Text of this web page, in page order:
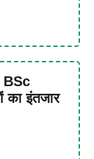
BSc
इंतजार